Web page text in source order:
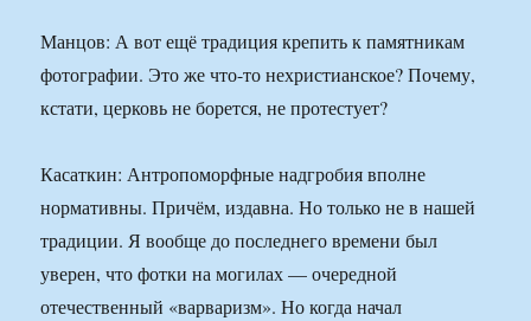
Манцов: А вот ещё традиция крепить к памятникам
фотографии. Это же что-то нехристианское? Почему,
кстати, церковь не борется, не протестует?
Касаткин: Антропоморфные надгробия вполне
нормативны. Причём, издавна. Но только не в нашей
традиции. Я вообще до последнего времени был
уверен, что фотки на могилах — очередной
отечественный «варваризм». Но когда начал